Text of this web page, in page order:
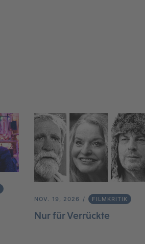
NOV. 19, 2026 FILMKRITIK
Nur für Verrückte